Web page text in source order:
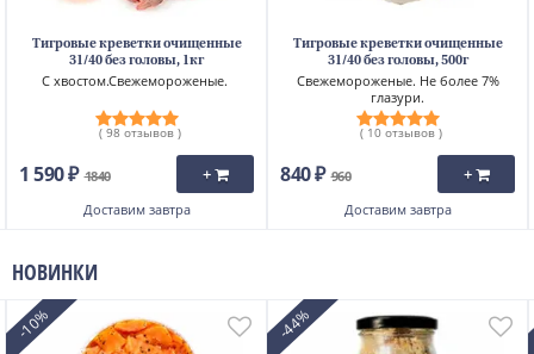
Помимо креветок, в нашем магазине вы найдёте
широкий ассортимент других морепродуктов -
крабов, кальмаров, мидий, устриц, цена и доставка на
которые вас порадуют.
Закажите свежие дары моря на нашем сайте прямо
Тигровые креветки очищенные
31/40 без головы, 1кг
С хвостом.Свежемороженые.
( 98 отзывов )
1 590 ₽ 1840 +
Доставим завтра
Тигровые креветки очищенные
31/40 без головы, 500г
Свежемороженые. Не более 7%
глазури.
( 10 отзывов )
840 ₽ 960 +
Доставим завтра
НОВИНКИ
-10% -44%